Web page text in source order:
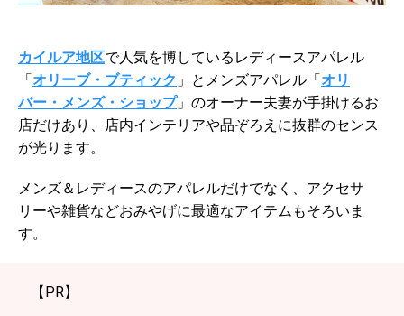
カイルア地区で人気を博しているレディースアパレル
「オリーブ・ブティック 」とメンズアパレル「オリ
バー・メンズ・ショップ」のオーナー夫妻が手掛けるお
店だけあり、店内インテリアや品ぞろえに抜群のセンス
が光ります。
メンズ＆レディースのアパレルだけでなく、アクセサ
リーや雑貨などおみやげに最適なアイテムもそろいま
す。
【PR】